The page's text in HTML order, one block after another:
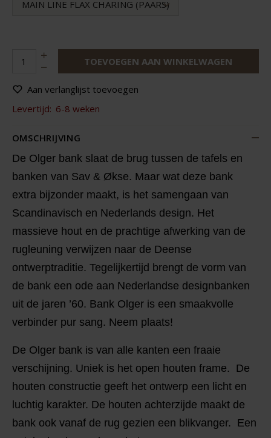
MAIN LINE FLAX CHARING (PAARS)
TOEVOEGEN AAN WINKELWAGEN
Aan verlanglijst toevoegen
Levertijd: 6-8 weken
OMSCHRIJVING
De Olger bank slaat de brug tussen de tafels en
banken van Sav & Økse. Maar wat deze bank
extra bijzonder maakt, is het samengaan van
Scandinavisch en Nederlands design. Het
massieve hout en de prachtige afwerking van de
rugleuning verwijzen naar de Deense
ontwerptraditie. Tegelijkertijd brengt de vorm van
de bank een ode aan Nederlandse designbanken
uit de jaren ’60. Bank Olger is een smaakvolle
verbinder pur sang. Neem plaats!
De Olger bank is van alle kanten een fraaie
verschijning. Uniek is het open houten frame. De
houten constructie geeft het ontwerp een licht en
luchtig karakter. De houten achterzijde maakt de
bank ook vanaf de rug gezien een blikvanger. Een